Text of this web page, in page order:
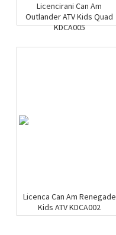
Licencirani Can Am
Outlander ATV Kids Quad
KDCA005
Licenca Can Am Renegade
Kids ATV KDCA002